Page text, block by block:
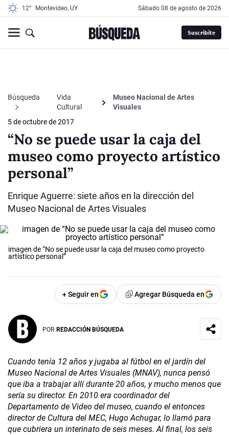
12° Montevideo, UY sábado 08 de agosto de 2026
Suscribite
Búsqueda
Vida
Cultural
Museo Nacional de Artes
Visuales
5 de octubre de 2017
“No se puede usar la caja del
museo como proyecto artístico
personal”
Enrique Aguerre: siete años en la dirección del
Museo Nacional de Artes Visuales
imagen de “No se puede usar la caja del museo como proyecto
artístico personal”
+ Seguir en Agregar Búsqueda en
POR REDACCIÓN BÚSQUEDA
Cuando tenía 12 años y jugaba al fútbol en el jardín del
Museo Nacional de Artes Visuales (MNAV), nunca pensó
que iba a trabajar allí durante 20 años, y mucho menos que
sería su director. En 2010 era coordinador del
Departamento de Video del museo, cuando el entonces
director de Cultura del MEC, Hugo Achugar, lo llamó para
que cubriera un interinato de seis meses. Al final, los seis